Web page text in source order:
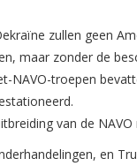
zullen geen
maar zonder de
NAVO-troepen
van de NAVO
en